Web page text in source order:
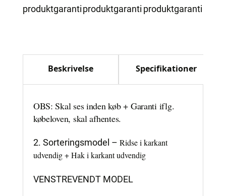
produktgarantiproduktgaranti produktgaranti
Beskrivelse Specifikationer
OBS: Skal ses inden køb + Garanti iflg.
købeloven, skal afhentes.
2. Sorteringsmodel – Ridse i karkant
udvendig + Hak i karkant udvendig
VENSTREVENDT MODEL